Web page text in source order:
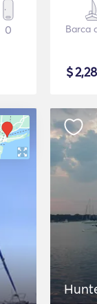
0 Barca
$